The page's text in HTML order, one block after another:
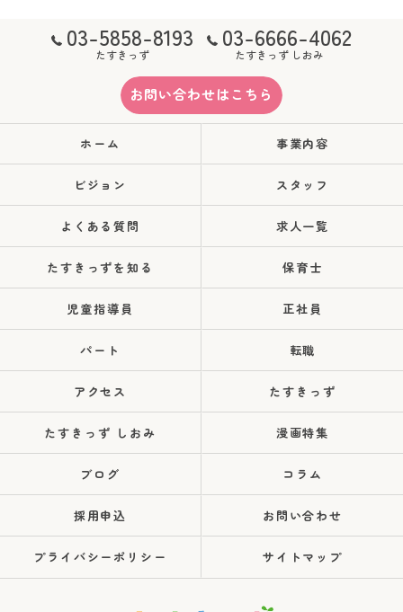
03-5858-8193
たすきっず
03-6666-4062
たすきっず しおみ
お問い合わせはこちら
ホーム 事業内容
ビジョン スタッフ
よくある質問 求人一覧
たすきっずを知る 保育士
児童指導員 正社員
パート 転職
アクセス たすきっず
たすきっず しおみ 漫画特集
ブログ コラム
採用申込 お問い合わせ
プライバシーポリシー サイトマップ